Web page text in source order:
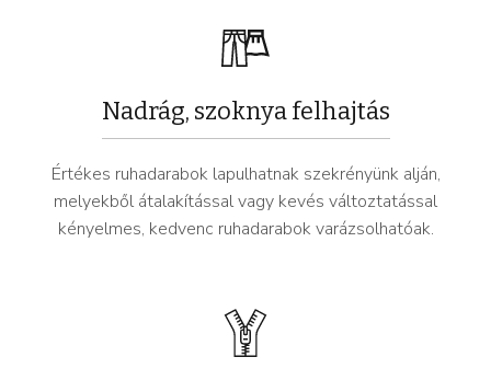
Nadrág, szoknya felhajtás
Értékes ruhadarabok lapulhatnak szekrényünk alján,
melyekből átalakítással vagy kevés változtatással
kényelmes, kedvenc ruhadarabok varázsolhatóak.